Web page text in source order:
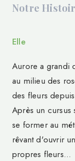
Notre
Elle
Aurore a grandi
au milieu des
des fleurs
Après un
se former au
rêvant d'ouvrir
propres fleurs...